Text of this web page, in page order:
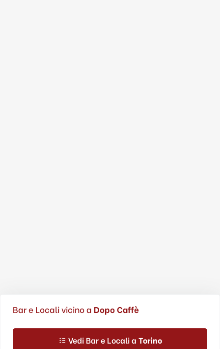
Bar e Locali vicino a Dopo Caffè
Vedi Bar e Locali a Torino